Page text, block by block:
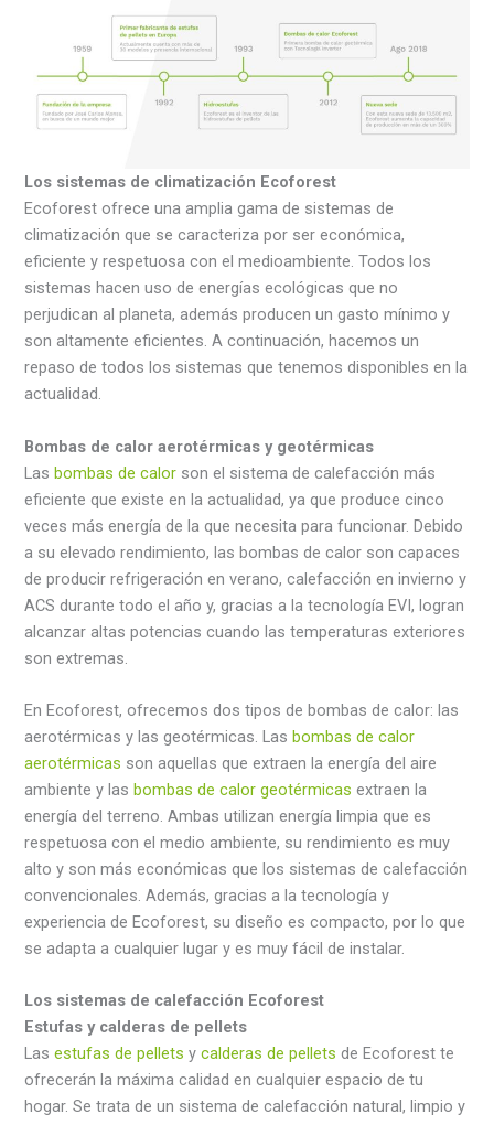
Los sistemas de climatización Ecoforest
Ecoforest ofrece una amplia gama de sistemas de
climatización que se caracteriza por ser económica,
eficiente y respetuosa con el medioambiente. Todos los
sistemas hacen uso de energías ecológicas que no
perjudican al planeta, además producen un gasto mínimo y
son altamente eficientes. A continuación, hacemos un
repaso de todos los sistemas que tenemos disponibles en la
actualidad.
Bombas de calor aerotérmicas y geotérmicas
Lasbombas de calor son el sistema de calefacción más
eficiente que existe en la actualidad, ya que produce cinco
veces más energía de la que necesita para funcionar. Debido
a su elevado rendimiento, las bombas de calor son capaces
de producir refrigeración en verano, calefacción en invierno y
ACS durante todo el año y, gracias a la tecnología EVI, logran
alcanzar altas potencias cuando las temperaturas exteriores
son extremas.
En Ecoforest, ofrecemos dos tipos de bombas de calor: las
aerotérmicas y las geotérmicas. Lasbombas de calor
aerotérmicas son aquellas que extraen la energía del aire
ambiente y lasbombas de calor geotérmicas extraen la
energía del terreno. Ambas utilizan energía limpia que es
respetuosa con el medio ambiente, su rendimiento es muy
alto y son más económicas que los sistemas de calefacción
convencionales. Además, gracias a la tecnología y
experiencia de Ecoforest, su diseño es compacto, por lo que
se adapta a cualquier lugar y es muy fácil de instalar.
Los sistemas de calefacción Ecoforest
Estufas y calderas de pellets
Lasestufas de pellets ycalderas de pellets de Ecoforest te
ofrecerán la máxima calidad en cualquier espacio de tu
hogar. Se trata de un sistema de calefacción natural, limpio y